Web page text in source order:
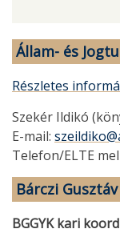
Állam- és
Részletes
Szekér Ildikó
E-mail:
Telefon/ELTE
Bárczi
BGGYK kari